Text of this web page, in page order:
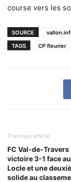
course vers les
SOURCE
TAGS
CP fleurier
Previous article
FC Val-de-Travers
victoire 3-1 face au
Locle et une
solide au